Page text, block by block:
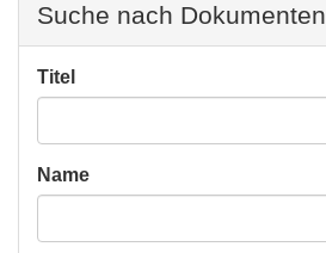
Suche nach Dokumenten
Titel
Name